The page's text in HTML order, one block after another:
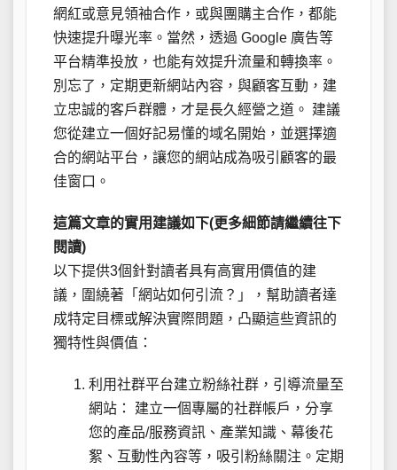
網紅或意見領袖合作，或與團購主合作，都能
快速提升曝光率。當然，透過 Google 廣告等
平台精準投放，也能有效提升流量和轉換率。
別忘了，定期更新網站內容，與顧客互動，建
立忠誠的客戶群體，才是長久經營之道。 建議
您從建立一個好記易懂的域名開始，並選擇適
合的網站平台，讓您的網站成為吸引顧客的最
佳窗口。
這篇文章的實用建議如下(更多細節請繼續往下
閱讀)
以下提供3個針對讀者具有高實用價值的建
議，圍繞著「網站如何引流？」，幫助讀者達
成特定目標或解決實際問題，凸顯這些資訊的
獨特性與價值：
利用社群平台建立粉絲社群，引導流量至
網站： 建立一個專屬的社群帳戶，分享
您的產品/服務資訊、產業知識、幕後花
絮、互動性內容等，吸引粉絲關注。定期